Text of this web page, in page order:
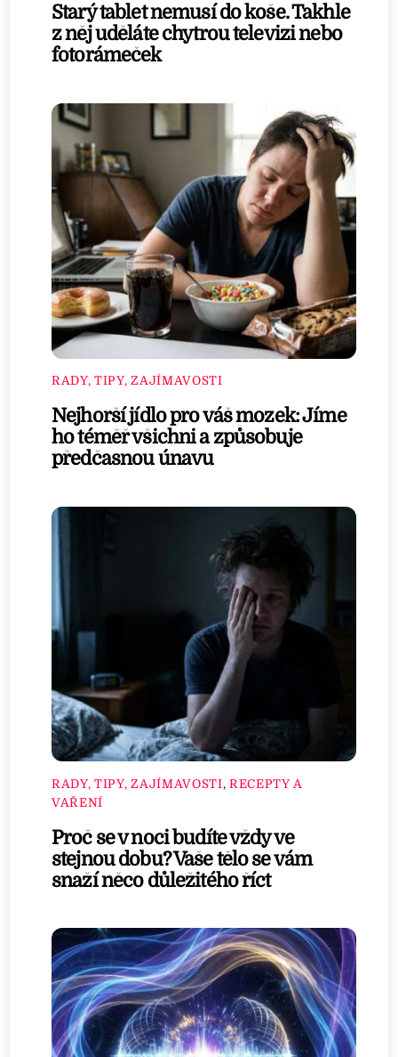
Starý tablet nemusí do koše. Takhle
z něj uděláte chytrou televizi nebo
fotorámeček
RADY, TIPY, ZAJÍMAVOSTI
Nejhorší jídlo pro váš mozek: Jíme
ho téměř všichni a způsobuje
předčasnou únavu
RADY, TIPY, ZAJÍMAVOSTI, RECEPTY A
VAŘENÍ
Proč se v noci budíte vždy ve
stejnou dobu? Vaše tělo se vám
snaží něco důležitého říct